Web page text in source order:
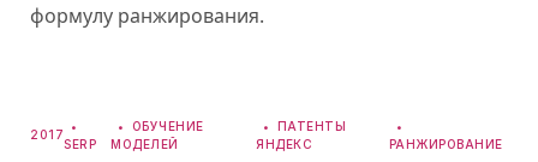
формулу ранжирования.
2017
SERP
ОБУЧЕНИЕ
МОДЕЛЕЙ
ПАТЕНТЫ
ЯНДЕКС
РАНЖИРОВАНИЕ